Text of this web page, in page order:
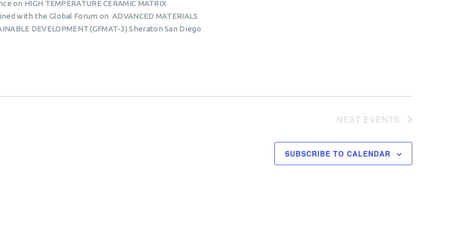
on HIGH TEMPERATURE CERAMIC MATRIX
with the Global Forum on ADVANCED MATERIALS
DEVELOPMENT (GFMAT-3) Sheraton San Diego
NEXT EVENTS
SUBSCRIBE TO CALENDAR